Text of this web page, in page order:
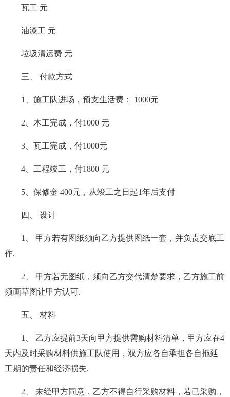
瓦工 元
油漆工 元
垃圾清运费 元
三、 付款方式
1、施工队进场，预支生活费： 1000元
2、木工完成，付1000 元
3、瓦工完成，付1000元
4、工程竣工，付1800 元
5、保修金 400元，从竣工之日起1年后支付
四、 设计
1、 甲方若有图纸须向乙方提供图纸一套，并负责交底工
作.
2、 甲方若无图纸，须向乙方交代清楚要求，乙方施工前
须画草图让甲方认可.
五、 材料
1、 乙方应提前3天向甲方提供需购材料清单，甲方应在4
天内及时采购材料供施工队使用，双方应各自承担各自拖延
工期的责任和经济损失.
2、 未经甲方同意，乙方不得自行采购材料，若已采购，